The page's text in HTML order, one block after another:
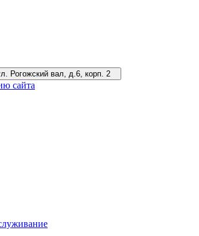
Рогожский вал, д.6, корп. 2
сайта